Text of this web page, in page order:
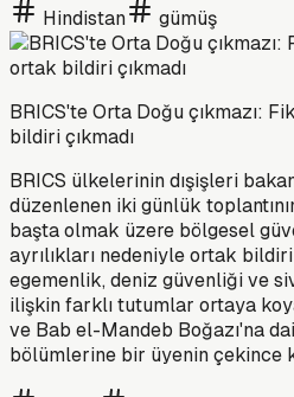
Hindistan gümüş
BRICS'te Orta Doğu çıkmazı:
bildiri çıkmadı
BRICS ülkelerinin dışişleri
düzenlenen iki günlük
başta olmak üzere bölgesel
ayrılıkları nedeniyle ortak
egemenlik, deniz güvenliği ve
ilişkin farklı tutumlar ortaya
ve Bab el-Mandeb Boğazı'na
bölümlerine bir üyenin çekince